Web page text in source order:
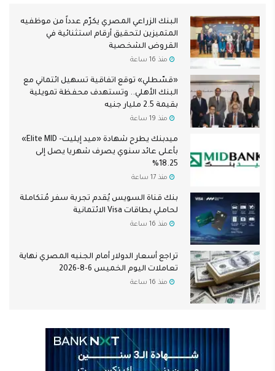
البنك الزراعي المصري يكرّم عدداً من موظفيه
المتميزين لتحقيق أرقام استثنائية في
القروض الشخصية
منذ 16 ساعة
«قسّطلي» توقع اتفاقية تسهيل ائتماني مع
البنك الأهلي.. وتستهدف محفظة تمويلية
بقيمة 2.5 مليار جنيه
منذ 19 ساعة
ميدبنك يطرح شهادة «ميد إيليت- Elite MID»
بأعلى عائد سنوي يصرف شهريا يصل إلى
18.25%
منذ 17 ساعة
بنك قناة السويس يُقدم تجربة سفر مُتكاملة
لحاملي بطاقات Visa الائتمانية
منذ 16 ساعة
تراجع أسعار الدولار أمام الجنيه المصري نهاية
تعاملات اليوم الخميس 6-8-2026
منذ 16 ساعة